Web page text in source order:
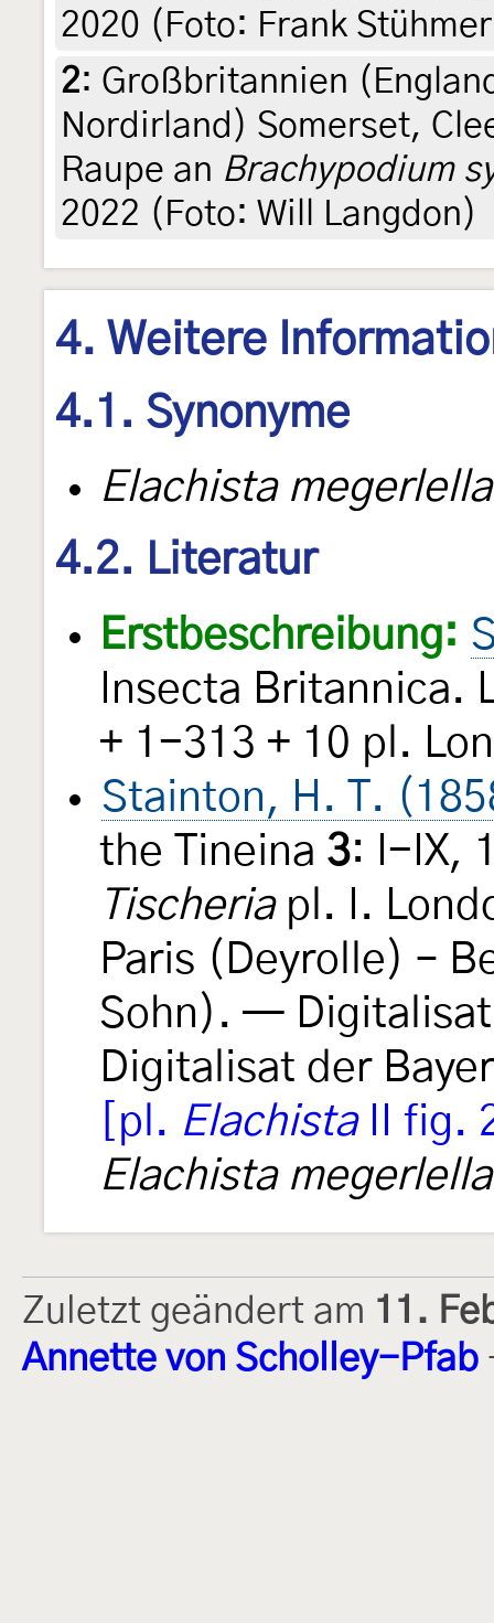
2020 (Foto: Frank
2: Großbritannien
Nordirland) Somerset,
Raupe an Brachypodium
2022 (Foto: Will Langdon)
4. Weitere
4.1. Synonyme
Elachista megerlella
4.2. Literatur
Erstbeschreibung:
Insecta
+ 1-313 + 10 pl.
Stainton, H. T.
the Tineina 3: I-IX,
Tischeriapl. I.
Paris (Deyrolle) –
Sohn). —
Digitalisat der
[pl. ElachistaII fig.
Elachista megerlella
Zuletzt geändert am 11.
Annette von Scholley-Pfab